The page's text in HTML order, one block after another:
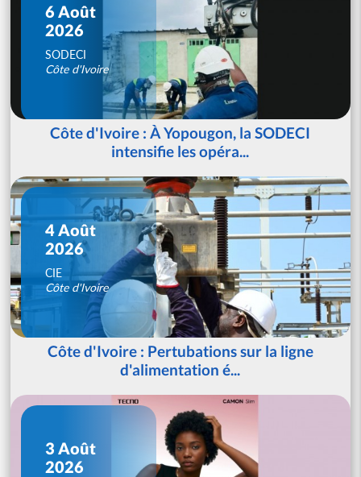
6 Août
2026
SODECI
Côte d'Ivoire
Côte d'Ivoire : À Yopougon, la SODECI
intensifie les opéra...
4 Août
2026
CIE
Côte d'Ivoire
Côte d'Ivoire : Pertubations sur la ligne
d'alimentation é...
3 Août
2026